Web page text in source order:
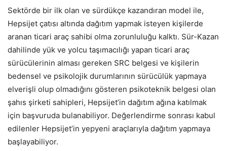
Sektörde bir ilk olan ve sürdükçe kazandıran model ile,
Hepsijet çatısı altında dağıtım yapmak isteyen kişilerde
aranan ticari araç sahibi olma zorunluluğu kalktı. Sür-Kazan
dahilinde yük ve yolcu taşımacılığı yapan ticari araç
sürücülerinin alması gereken SRC belgesi ve kişilerin
bedensel ve psikolojik durumlarının sürücülük yapmaya
elverişli olup olmadığını gösteren psikoteknik belgesi olan
şahıs şirketi sahipleri, Hepsijet’in dağıtım ağına katılmak
için başvuruda bulanabiliyor. Değerlendirme sonrası kabul
edilenler Hepsijet’in yepyeni araçlarıyla dağıtım yapmaya
başlayabiliyor.